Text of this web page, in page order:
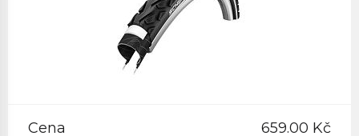
Cena 659.00 Kč